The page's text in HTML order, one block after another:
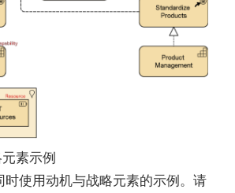
素示例
时使用动机与战略元素的示例。请